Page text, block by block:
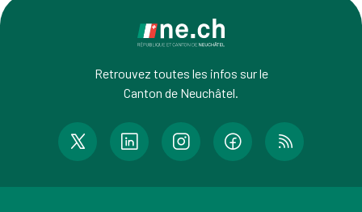
Retrouvez toutes les infos sur le
Canton de Neuchâtel.